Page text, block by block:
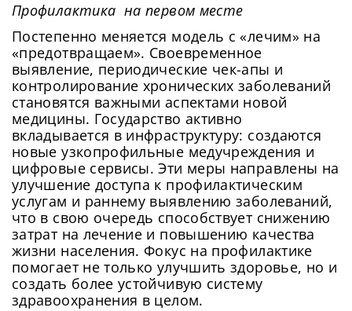
Сменить пароль!
Профилактика на первом месте
Постепенно меняется модель с «лечим» на
«предотвращаем». Своевременное
выявление, периодические чек-апы и
контролирование хронических заболеваний
становятся важными аспектами новой
медицины. Государство активно
вкладывается в инфраструктуру: создаются
новые узкопрофильные медучреждения и
цифровые сервисы. Эти меры направлены на
улучшение доступа к профилактическим
услугам и раннему выявлению заболеваний,
что в свою очередь способствует снижению
затрат на лечение и повышению качества
жизни населения. Фокус на профилактике
помогает не только улучшить здоровье, но и
создать более устойчивую систему
здравоохранения в целом.